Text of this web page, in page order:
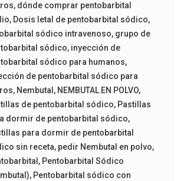
, dónde comprar pentobarbital
, Dosis letal de pentobarbital sódico,
sódico intravenoso, grupo de
sódico, inyección de
sódico para humanos,
de pentobarbital sódico para
, Nembutal , NEMBUTAL EN POLVO,
de pentobarbital sódico, Pastillas
dormir de pentobarbital sódico,
para dormir de pentobarbital
sin receta, pedir Nembutal en polvo,
, Pentobarbital Sódico
, Pentobarbital sódico con